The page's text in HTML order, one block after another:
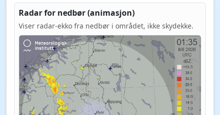
Radar for nedbør (animasjon)
Viser radar-ekko fra nedbør i området, ikke skydekke.